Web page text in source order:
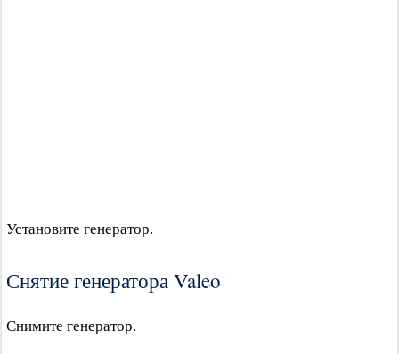
Установите генератор.
Снятие генератора Valeo
Снимите генератор.